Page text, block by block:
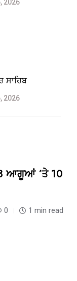
2026
ਸਾਹਿਬ
2026
ਆਗੂਆਂ ‘ਤੇ 10
0 1 min read